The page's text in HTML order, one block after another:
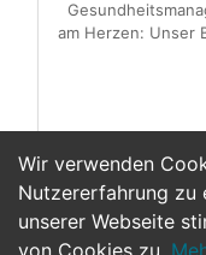
Wir verwenden
Nutzererfahrung zu
unserer Webseite
von Cookies zu.
am Herzen: Unser
1 2